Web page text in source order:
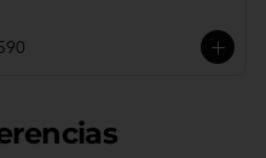
+ 1 vaso reutilizable con la
Quererte me hace Feliz".
caliente no incluida.